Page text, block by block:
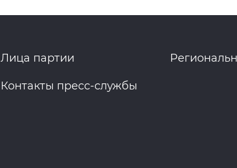
Лица партии
Контакты пресс-службы